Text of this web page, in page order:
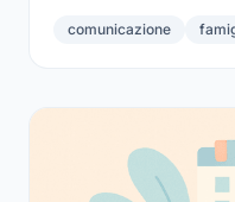
comunicazione